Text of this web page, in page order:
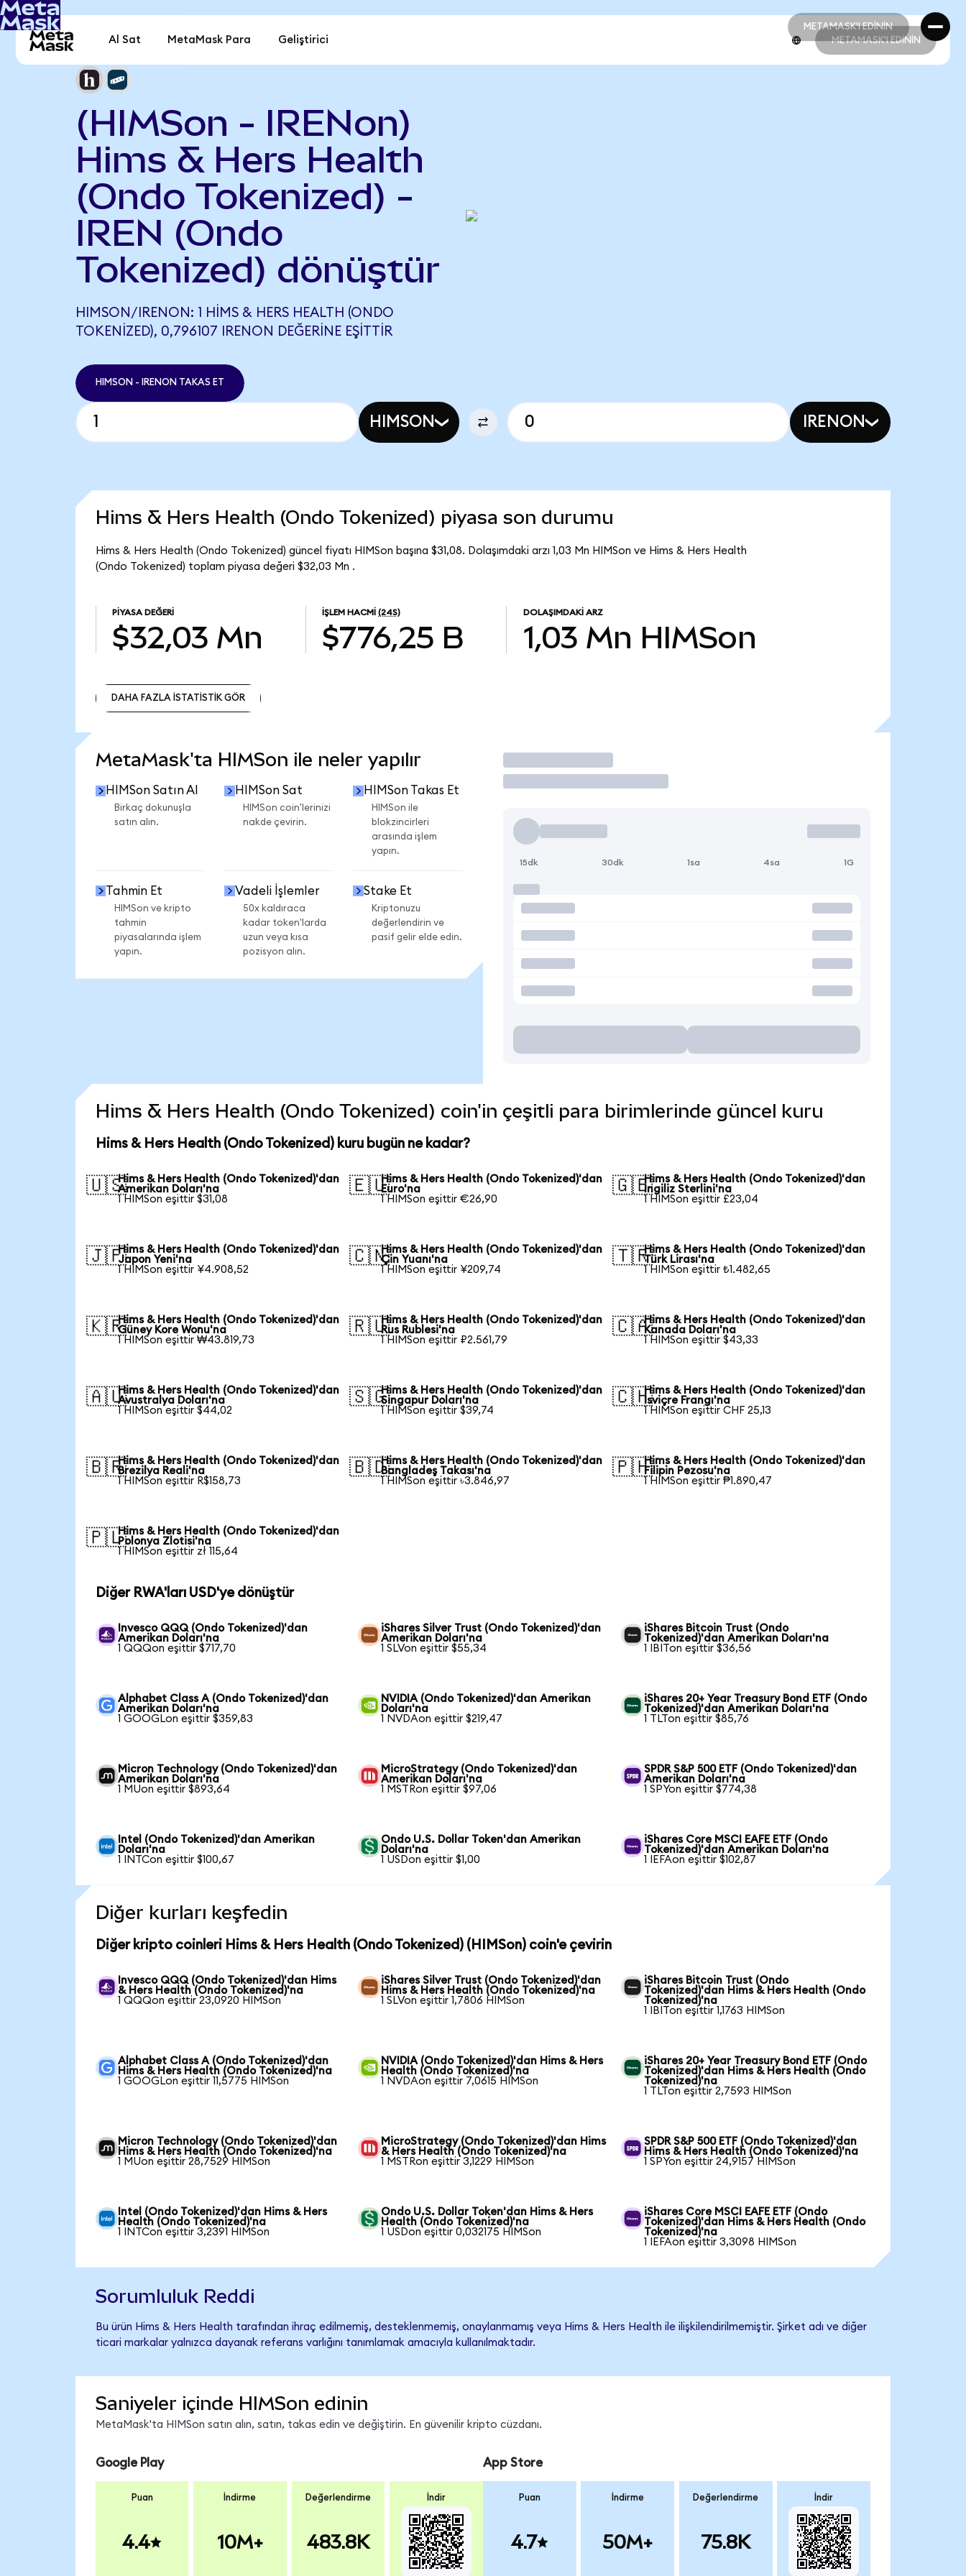
METAMASK'I EDİNİN
METAMASK'I EDİNİN
Al Sat MetaMask Para Geliştirici METAMASK'I EDİNİN
(HIMSon - IRENon)
Hims & Hers Health
(Ondo Tokenized) -
IREN (Ondo
Tokenized) dönüştür
HIMSON/IRENON: 1 HIMS & HERS HEALTH (ONDO
TOKENIZED), 0,796107 IRENON DEĞERINE EŞITTIR
HIMSON - IRENON TAKAS ET
HIMSON IRENON
Hims & Hers Health (Ondo Tokenized) piyasa son durumu
Hims & Hers Health (Ondo Tokenized) güncel fiyatı HIMSon başına $31,08. Dolaşımdaki arzı 1,03 Mn HIMSon ve Hims & Hers Health
(Ondo Tokenized) toplam piyasa değeri $32,03 Mn .
PIYASA DEĞERI
$32,03 Mn
İŞLEM HACMI (24S)
$776,25 B
DOLAŞIMDAKI ARZ
1,03 Mn HIMSon
DAHA FAZLA İSTATİSTİK GÖR
MetaMask'ta HIMSon ile neler yapılır
HIMSon Satın Al
Birkaç dokunuşla
satın alın.
HIMSon Sat
HIMSon coin'lerinizi
nakde çevirin.
HIMSon Takas Et
HIMSon ile
blokzincirleri
arasında işlem
yapın.
Tahmin Et
HIMSon ve kripto
tahmin
piyasalarında işlem
yapın.
Vadeli İşlemler
50x kaldıraca
kadar token'larda
uzun veya kısa
pozisyon alın.
Stake Et
Kriptonuzu
değerlendirin ve
pasif gelir elde edin.
İşlem Yap
15dk 30dk 1sa 4sa 1G
Hims & Hers Health (Ondo Tokenized) coin'in çeşitli para birimlerinde güncel kuru
Hims & Hers Health (Ondo Tokenized) kuru bugün ne kadar?
🇺🇸Hims & Hers Health (Ondo Tokenized)'dan
Amerikan Doları'na
1 HIMSon eşittir $31,08
🇪🇺Hims & Hers Health (Ondo Tokenized)'dan
Euro'na
1 HIMSon eşittir €26,90
🇬🇧Hims & Hers Health (Ondo Tokenized)'dan
İngiliz Sterlini'na
1 HIMSon eşittir £23,04
🇯🇵Hims & Hers Health (Ondo Tokenized)'dan
Japon Yeni'na
1 HIMSon eşittir ¥4.908,52
🇨🇳Hims & Hers Health (Ondo Tokenized)'dan
Çin Yuanı'na
1 HIMSon eşittir ¥209,74
🇹🇷Hims & Hers Health (Ondo Tokenized)'dan
Türk Lirası'na
1 HIMSon eşittir ₺1.482,65
🇰🇷Hims & Hers Health (Ondo Tokenized)'dan
Güney Kore Wonu'na
1 HIMSon eşittir ₩43.819,73
🇷🇺Hims & Hers Health (Ondo Tokenized)'dan
Rus Rublesi'na
1 HIMSon eşittir ₽2.561,79
🇨🇦Hims & Hers Health (Ondo Tokenized)'dan
Kanada Doları'na
1 HIMSon eşittir $43,33
🇦🇺Hims & Hers Health (Ondo Tokenized)'dan
Avustralya Doları'na
1 HIMSon eşittir $44,02
🇸🇬Hims & Hers Health (Ondo Tokenized)'dan
Singapur Doları'na
1 HIMSon eşittir $39,74
🇨🇭Hims & Hers Health (Ondo Tokenized)'dan
İsviçre Frangı'na
1 HIMSon eşittir CHF 25,13
🇧🇷Hims & Hers Health (Ondo Tokenized)'dan
Brezilya Reali'na
1 HIMSon eşittir R$158,73
🇧🇩Hims & Hers Health (Ondo Tokenized)'dan
Bangladeş Takası'na
1 HIMSon eşittir ৳3.846,97
🇵🇭Hims & Hers Health (Ondo Tokenized)'dan
Filipin Pezosu'na
1 HIMSon eşittir ₱1.890,47
🇵🇱Hims & Hers Health (Ondo Tokenized)'dan
Polonya Zlotisi'na
1 HIMSon eşittir zł 115,64
Diğer RWA'ları USD'ye dönüştür
Invesco QQQ (Ondo Tokenized)'dan
Amerikan Doları'na
1 QQQon eşittir $717,70
iShares Silver Trust (Ondo Tokenized)'dan
Amerikan Doları'na
1 SLVon eşittir $55,34
iShares Bitcoin Trust (Ondo
Tokenized)'dan Amerikan Doları'na
1 IBITon eşittir $36,56
Alphabet Class A (Ondo Tokenized)'dan
Amerikan Doları'na
1 GOOGLon eşittir $359,83
NVIDIA (Ondo Tokenized)'dan Amerikan
Doları'na
1 NVDAon eşittir $219,47
iShares 20+ Year Treasury Bond ETF (Ondo
Tokenized)'dan Amerikan Doları'na
1 TLTon eşittir $85,76
Micron Technology (Ondo Tokenized)'dan
Amerikan Doları'na
1 MUon eşittir $893,64
MicroStrategy (Ondo Tokenized)'dan
Amerikan Doları'na
1 MSTRon eşittir $97,06
SPDR S&P 500 ETF (Ondo Tokenized)'dan
Amerikan Doları'na
1 SPYon eşittir $774,38
Intel (Ondo Tokenized)'dan Amerikan
Doları'na
1 INTCon eşittir $100,67
Ondo U.S. Dollar Token'dan Amerikan
Doları'na
1 USDon eşittir $1,00
iShares Core MSCI EAFE ETF (Ondo
Tokenized)'dan Amerikan Doları'na
1 IEFAon eşittir $102,87
Diğer kurları keşfedin
Diğer kripto coinleri Hims & Hers Health (Ondo Tokenized) (HIMSon) coin'e çevirin
Invesco QQQ (Ondo Tokenized)'dan Hims
& Hers Health (Ondo Tokenized)'na
1 QQQon eşittir 23,0920 HIMSon
iShares Silver Trust (Ondo Tokenized)'dan
Hims & Hers Health (Ondo Tokenized)'na
1 SLVon eşittir 1,7806 HIMSon
iShares Bitcoin Trust (Ondo
Tokenized)'dan Hims & Hers Health (Ondo
Tokenized)'na
1 IBITon eşittir 1,1763 HIMSon
Alphabet Class A (Ondo Tokenized)'dan
Hims & Hers Health (Ondo Tokenized)'na
1 GOOGLon eşittir 11,5775 HIMSon
NVIDIA (Ondo Tokenized)'dan Hims & Hers
Health (Ondo Tokenized)'na
1 NVDAon eşittir 7,0615 HIMSon
iShares 20+ Year Treasury Bond ETF (Ondo
Tokenized)'dan Hims & Hers Health (Ondo
Tokenized)'na
1 TLTon eşittir 2,7593 HIMSon
Micron Technology (Ondo Tokenized)'dan
Hims & Hers Health (Ondo Tokenized)'na
1 MUon eşittir 28,7529 HIMSon
MicroStrategy (Ondo Tokenized)'dan Hims
& Hers Health (Ondo Tokenized)'na
1 MSTRon eşittir 3,1229 HIMSon
SPDR S&P 500 ETF (Ondo Tokenized)'dan
Hims & Hers Health (Ondo Tokenized)'na
1 SPYon eşittir 24,9157 HIMSon
Intel (Ondo Tokenized)'dan Hims & Hers
Health (Ondo Tokenized)'na
1 INTCon eşittir 3,2391 HIMSon
Ondo U.S. Dollar Token'dan Hims & Hers
Health (Ondo Tokenized)'na
1 USDon eşittir 0,032175 HIMSon
iShares Core MSCI EAFE ETF (Ondo
Tokenized)'dan Hims & Hers Health (Ondo
Tokenized)'na
1 IEFAon eşittir 3,3098 HIMSon
Sorumluluk Reddi
Bu ürün Hims & Hers Health tarafından ihraç edilmemiş, desteklenmemiş, onaylanmamış veya Hims & Hers Health ile ilişkilendirilmemiştir. Şirket adı ve diğer
ticari markalar yalnızca dayanak referans varlığını tanımlamak amacıyla kullanılmaktadır.
Saniyeler içinde HIMSon edinin
MetaMask'ta HIMSon satın alın, satın, takas edin ve değiştirin. En güvenilir kripto cüzdanı.
Google Play
Puan
4.4
İndirme
10M+
Değerlendirme
483.8K
İndir
App Store
Puan
4.7
İndirme
50M+
Değerlendirme
75.8K
İndir